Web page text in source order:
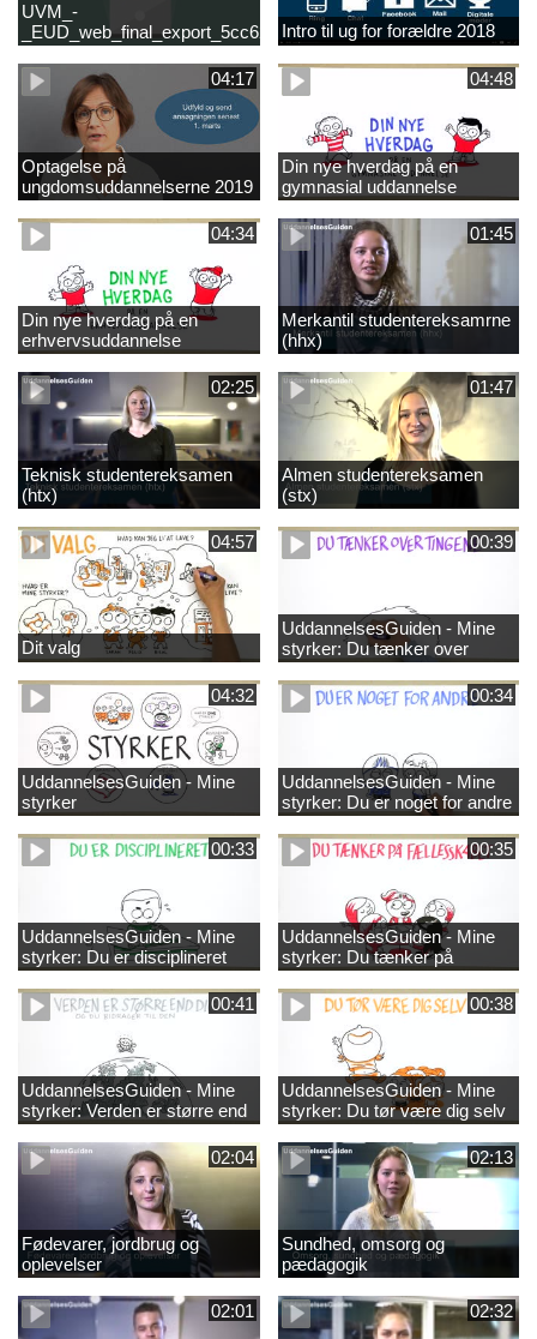
UVM_-
Intro til ug for forældre 2018
04:17
Optagelse på
ungdomsuddannelserne 2019
04:48
Din nye hverdag på en
gymnasial uddannelse
04:34
Din nye hverdag på en
erhvervsuddannelse
01:45
Merkantil studentereksamrne
(hhx)
02:25
Teknisk studentereksamen
(htx)
01:47
Almen studentereksamen
(stx)
04:57
Dit valg
00:39
UddannelsesGuiden - Mine
styrker: Du tænker over
tingene
04:32
UddannelsesGuiden - Mine
styrker
00:34
UddannelsesGuiden - Mine
styrker: Du er noget for andre
00:33
UddannelsesGuiden - Mine
styrker: Du er disciplineret
00:35
UddannelsesGuiden - Mine
styrker: Du tænker på
fællesskabet
00:41
UddannelsesGuiden - Mine
styrker: Verden er større end
dig og du bidrager til den
00:38
UddannelsesGuiden - Mine
styrker: Du tør være dig selv
02:04
Fødevarer, jordbrug og
oplevelser
02:13
Sundhed, omsorg og
pædagogik
02:01 02:32